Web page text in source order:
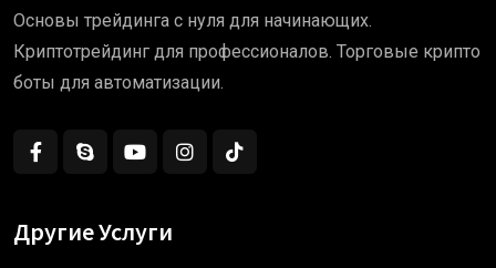
Основы трейдинга с нуля для начинающих.
Криптотрейдинг для профессионалов. Торговые крипто
боты для автоматизации.
Другие Услуги